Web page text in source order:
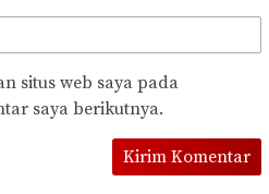
situs web saya pada
saya berikutnya.